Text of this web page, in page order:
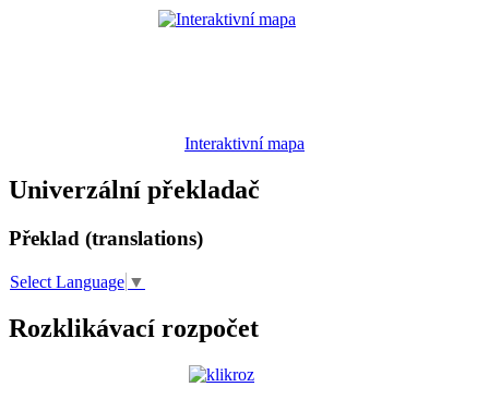
Interaktivní mapa
Univerzální překladač
Překlad (translations)
Select Language ▼
Rozklikávací rozpočet